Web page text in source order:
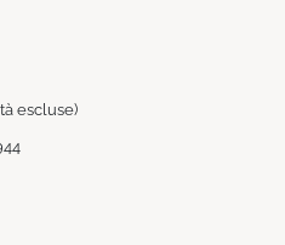
escluse)